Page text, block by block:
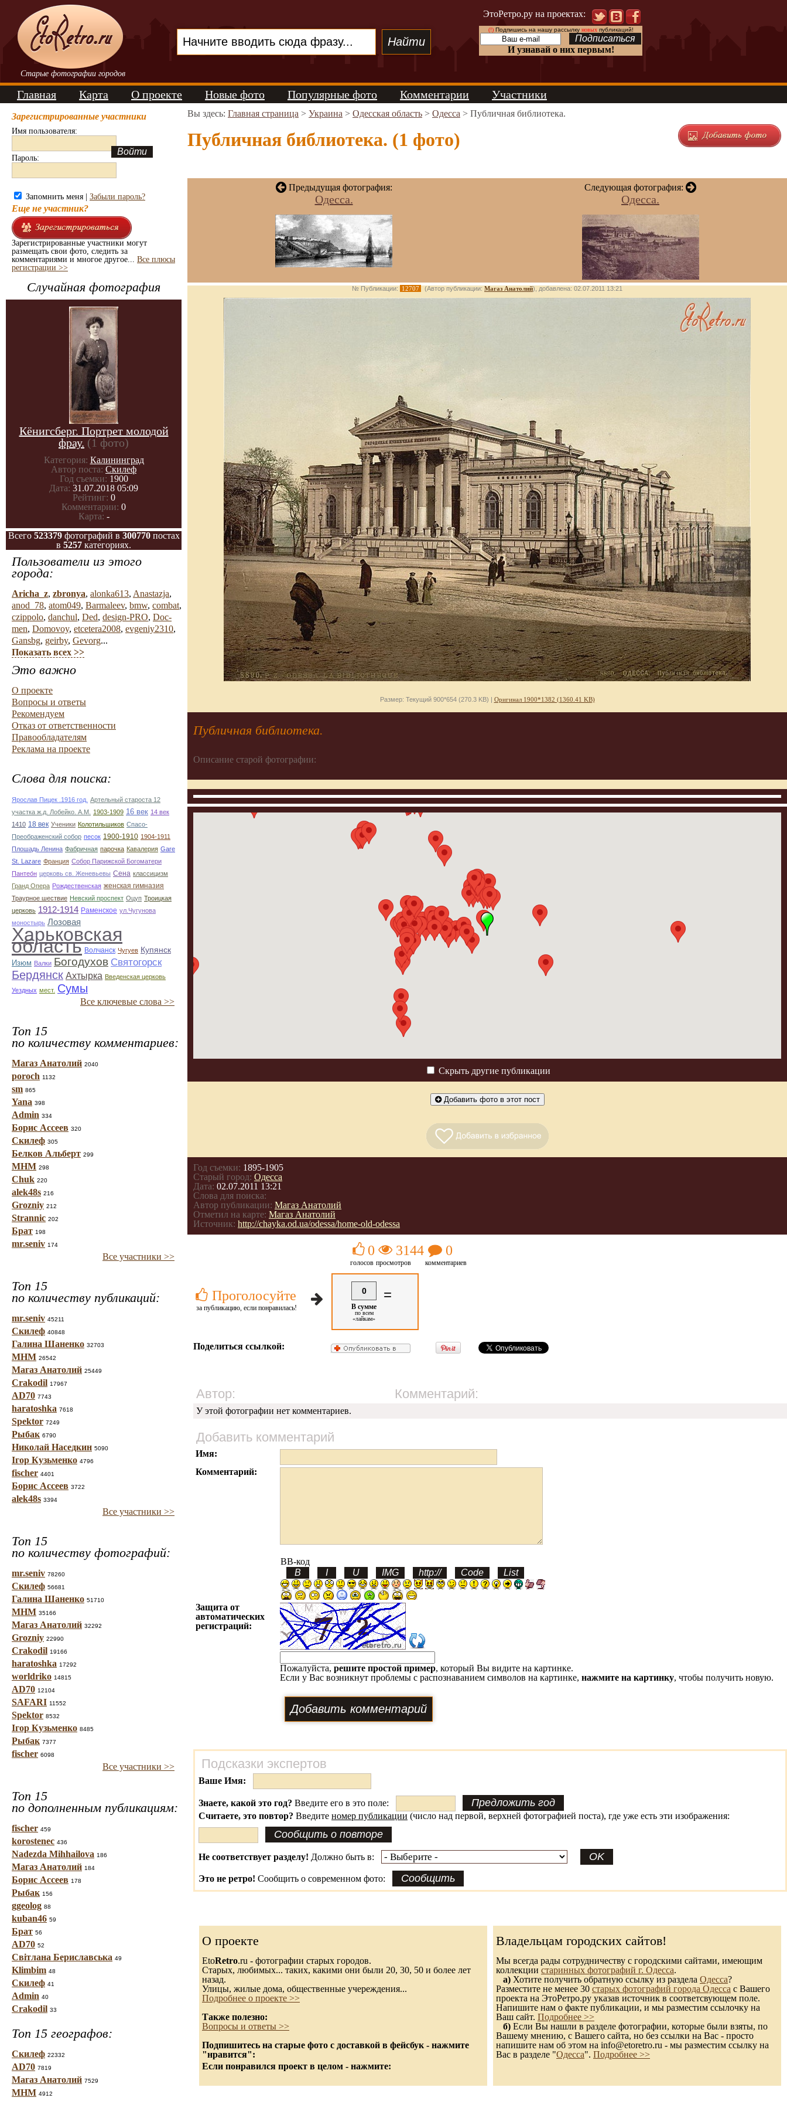
Старые фотографии городов
ЭтоРетро.ру на проектах:
(!)Подпишись на нашу рассылку новыхпубликаций!
И узнавай о них первым!
Главная Карта О проекте Новые фото Популярные фото Комментарии Участники
Зарегистрированные участники
Имя пользователя:
Пароль:
Запомнить меня | Забыли пароль?
Еще не участник?
Зарегистрированные участники могут
размещать свои фото, следить за
комментариями и многое другое... Все плюсы
регистрации >>
Случайная фотография
Кёнигсберг. Портрет молодой
фрау. (1 фото)
Категория: Калининград
Автор поста: Скилеф
Год съемки: 1900
Дата: 31.07.2018 05:09
Рейтинг: 0
Комментарии: 0
Карта: -
Всего 523379фотографий в 300770постах
в 5257 категориях.
Пользователи из этого
города:
Aricha_z, zbronya, alonka613, Anastazja,
anod_78, atom049, Barmaleev, bmw, combat,
czippolo, danchul, Ded, design-PRO, Doc-
men, Domovoy, etcetera2008, evgeniy2310,
Gansbg, geirby, Gevorg...
Показать всех >>
Это важно
О проекте
Вопросы и ответы
Рекомендуем
Отказ от ответственности
Правообладателям
Реклама на проекте
Слова для поиска:
Ярослав Пицек .1916 год. Артельный староста 12
участка ж.д. Лобейко. А.М.
1903-1909 16 век 14 век
1410 18 век Ученики Колотильшиков Спасо-
Преображенский собор песок 1900-1910 1904-1911
Плошадь Ленина Фабричная парочка Кавалерия Gare
St. Lazare Франция Собор Парижской Богоматери
Пантео́н церковь св. Женевьевы Сена классицизм
Гранд Опера Рождественская женская гимназия
Траурное шествие Невский проспект Оцуп Троицкая
церковь 1912-1914 Раменское ул.Чугунова
моностырь Лозовая
Харьковская
область Волчанск Чугуев Купянск
Изюм Валки Богодухов Святогорск
Бердянск Ахтырка Введенская церковь
Уездных мест. Сумы
Все ключевые слова >>
Топ 15
по количеству комментариев:
Магаз Анатолий 2040
poroch 1132
sm 865
Yana 398
Admin 334
Борис Ассеев 320
Скилеф 305
Белков Альберт 299
МНМ 298
Chuk 220
alek48s 216
Grozniy 212
Strannic 202
Брат 198
mr.seniv 174
Все участники >>
Топ 15
по количеству публикаций:
mr.seniv 45211
Скилеф 40848
Галина Шаненко 32703
МНМ 26542
Магаз Анатолий 25449
Crakodil 17967
AD70 7743
haratoshka 7618
Spektor 7249
Рыбак 6790
Николай Наседкин 5090
Ігор Кузьменко 4796
fischer 4401
Борис Ассеев 3722
alek48s 3394
Все участники >>
Топ 15
по количеству фотографий:
mr.seniv 78260
Скилеф 56681
Галина Шаненко 51710
МНМ 35166
Магаз Анатолий 32292
Grozniy 22990
Crakodil 19166
haratoshka 17292
worldriko 14815
AD70 12104
SAFARI 11552
Spektor 8532
Ігор Кузьменко 8485
Рыбак 7377
fischer 6098
Все участники >>
Топ 15
по дополненным публикациям:
fischer 459
korostenec 436
Nadezda Mihhailova 186
Магаз Анатолий 184
Борис Ассеев 178
Рыбак 156
ggeolog 88
kuban46 59
Брат 56
AD70 52
Світлана Бериславська 49
Klimbim 48
Скилеф 41
Admin 40
Crakodil 33
Топ 15 географов:
Скилеф 22332
AD70 7819
Магаз Анатолий 7529
МНМ 4912
Вы здесь: Главная страница > Украина > Одесская область > Одесса > Публичная библиотека.
Публичная библиотека. (1 фото)
Предыдущая фотография:
Одесса.
Следующая фотография:
Одесса.
№ Публикации: 12707 (Автор публикации: Магаз Анатолий), добавлена: 02.07.2011 13:21
Размер: Текущий 900*654 (270.3 KB) | Оригинал 1900*1382 (1360.41 KB)
Публичная библиотека.
Описание старой фотографии:
Скрыть другие публикации
Добавить фото в этот пост
Год съемки: 1895-1905
Старый город: Одесса
Дата: 02.07.2011 13:21
Слова для поиска:
Автор публикации: Магаз Анатолий
Отметил на карте: Магаз Анатолий
Источник: http://chayka.od.ua/odessa/home-old-odessa
Проголосуйте
за публикацию, если понравилась!
0
голосов
3144
просмотров
0
комментариев
0
В сумме
по всем
«лайкам»
=
Поделиться ссылкой:
Автор: Комментарий:
У этой фотографии нет комментариев.
Добавить комментарий
Имя:
Комментарий:
BB-код
Защита от
автоматических
регистраций:
Пожалуйста, решите простой пример, который Вы видите на картинке.
Если у Вас возникнут проблемы с распознаванием символов на картинке, нажмите на картинку, чтобы получить новую.
Подсказки экспертов
Ваше Имя:
Знаете, какой это год? Введите его в это поле:
Считаете, это повтор? Введите номер публикации (число над первой, верхней фотографией поста), где уже есть эти изображения:
Не соответствует разделу! Должно быть в:
Это не ретро! Сообщить о современном фото:
О проекте
EtoRetro.ru - фотографии старых городов.
Старых, любимых... таких, какими они были 20, 30, 50 и более лет
назад.
Улицы, жилые дома, общественные учереждения...
Подробнее о проекте >>
Также полезно:
Вопросы и ответы >>
Подпишитесь на старые фото с доставкой в фейсбук - нажмите
"нравится":
Если понравился проект в целом - нажмите:
Владельцам городских сайтов!
Мы всегда рады сотрудничеству с городскими сайтами, имеющим
коллекции старинных фотографий г. Одесса.
а) Хотите получить обратную ссылку из раздела Одесса?
Разместите не менее 30 старых фотографий города Одесса с Вашего
проекта на ЭтоРетро.ру указав источник в соответсвующем поле.
Напишите нам о факте публикации, и мы разместим ссылочку на
Ваш сайт. Подробнее >>
б) Если Вы нашли в разделе фотографии, которые были взяты, по
Вашему мнению, с Вашего сайта, но без ссылки на Вас - просто
напишите нам об этом на info@etoretro.ru - мы разместим ссылку на
Вас в разделе "Одесса". Подробнее >>